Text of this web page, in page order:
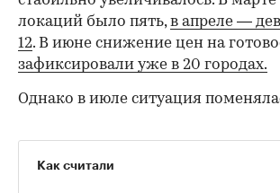
локаций было пять,в апреле —
12. В июне снижение цен на
зафиксировали уже в 20 городах.
Однако в июле ситуация
Как считали